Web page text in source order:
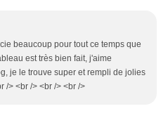
beaucoup pour tout ce temps que
est très bien fait, j'aime
je le trouve super et rempli de jolies
/> <br /> <br /> <br />